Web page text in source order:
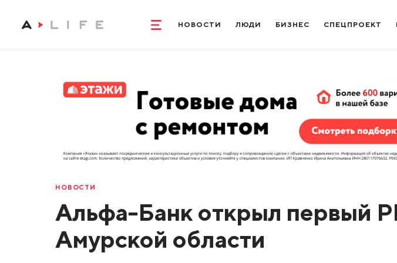
НОВОСТИ ЛЮДИ БИЗНЕС СПЕЦПРОЕКТ
НОВОСТИ
Альфа-Банк открыл первый
Амурской области